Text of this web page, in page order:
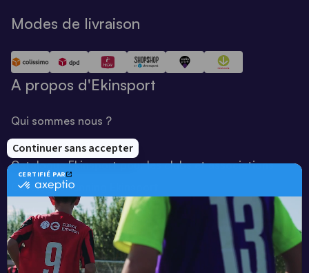
Modes de livraison
A propos d'Ekinsport
Qui sommes nous ?
Notre savoir-faire
Catalogue Ekinsport pour les clubs et associations
Catalogue running Ekinsport
Blog
Une société de :